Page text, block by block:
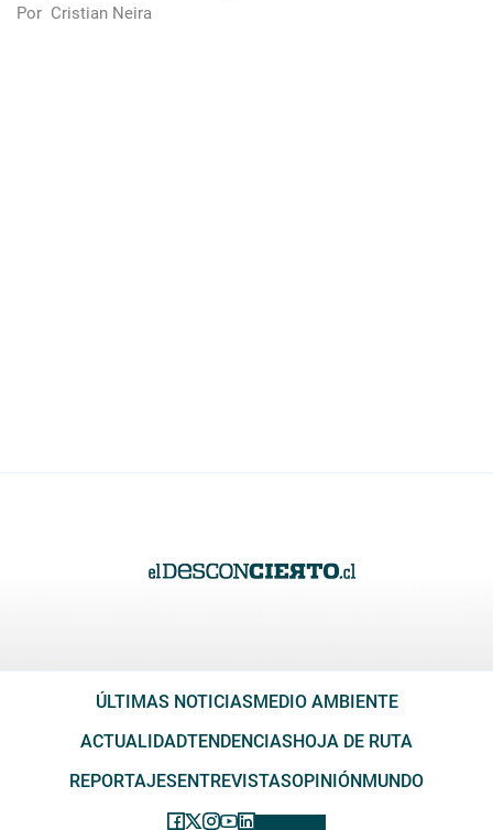
Por Cristian Neira
ÚLTIMAS NOTICIAS MEDIO AMBIENTE
ACTUALIDADTENDENCIAS HOJA DE RUTA
REPORTAJES ENTREVISTASOPINIÓN MUNDO